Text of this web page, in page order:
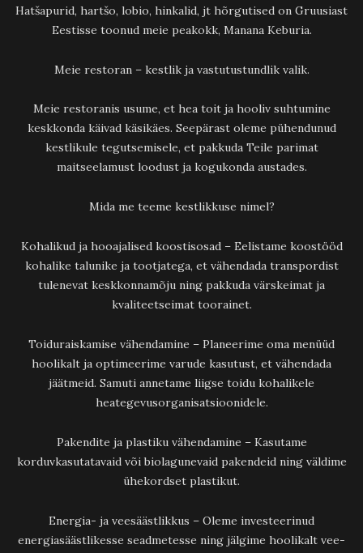
Hatšapurid, hartšo, lobio, hinkalid, jt hõrgutised on Gruusiast
Eestisse toonud meie peakokk, Manana Keburia.
Meie restoran – kestlik ja vastutustundlik valik.
Meie restoranis usume, et hea toit ja hooliv suhtumine
keskkonda käivad käsikäes. Seepärast oleme pühendunud
kestlikule tegutsemisele, et pakkuda Teile parimat
maitseelamust loodust ja kogukonda austades.
Mida me teeme kestlikkuse nimel?
Kohalikud ja hooajalised koostisosad – Eelistame koostööd
kohalike talunike ja tootjatega, et vähendada transpordist
tulenevat keskkonnamõju ning pakkuda värskeimat ja
kvaliteetseimat toorainet.
Toiduraiskamise vähendamine – Planeerime oma menüüd
hoolikalt ja optimeerime varude kasutust, et vähendada
jäätmeid. Samuti annetame liigse toidu kohalikele
heategevusorganisatsioonidele.
Pakendite ja plastiku vähendamine – Kasutame
korduvkasutatavaid või biolagunevaid pakendeid ning väldime
ühekordset plastikut.
Energia- ja veesäästlikkus – Oleme investeerinud
energiasäästlikesse seadmetesse ning jälgime hoolikalt vee-